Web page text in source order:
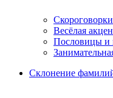
Весёлая
Пословицы и
Склонение